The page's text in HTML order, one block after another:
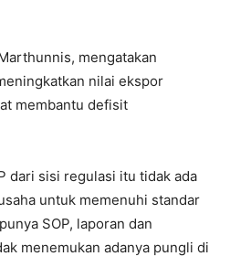
mengatakan
nilai ekspor
membantu defisit
dari sisi regulasi itu tidak ada
untuk memenuhi standar
SOP, laporan dan
menemukan adanya pungli di